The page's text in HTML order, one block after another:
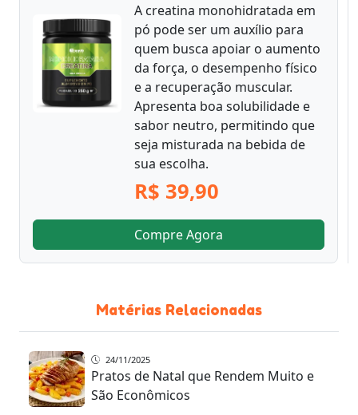
A creatina monohidratada em
pó pode ser um auxílio para
quem busca apoiar o aumento
da força, o desempenho físico
e a recuperação muscular.
Apresenta boa solubilidade e
sabor neutro, permitindo que
seja misturada na bebida de
sua escolha.
R$ 39,90
Compre Agora
Matérias Relacionadas
24/11/2025
Pratos de Natal que Rendem Muito e
São Econômicos